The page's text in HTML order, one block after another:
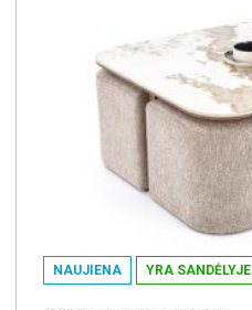
NAUJIENA YRA SANDĖLYJE